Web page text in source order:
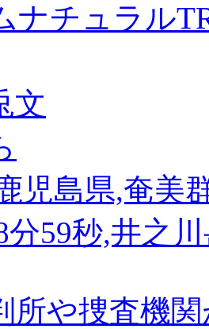
ナチュラル
文
児島県,奄美
分59秒,井之
所や捜査機